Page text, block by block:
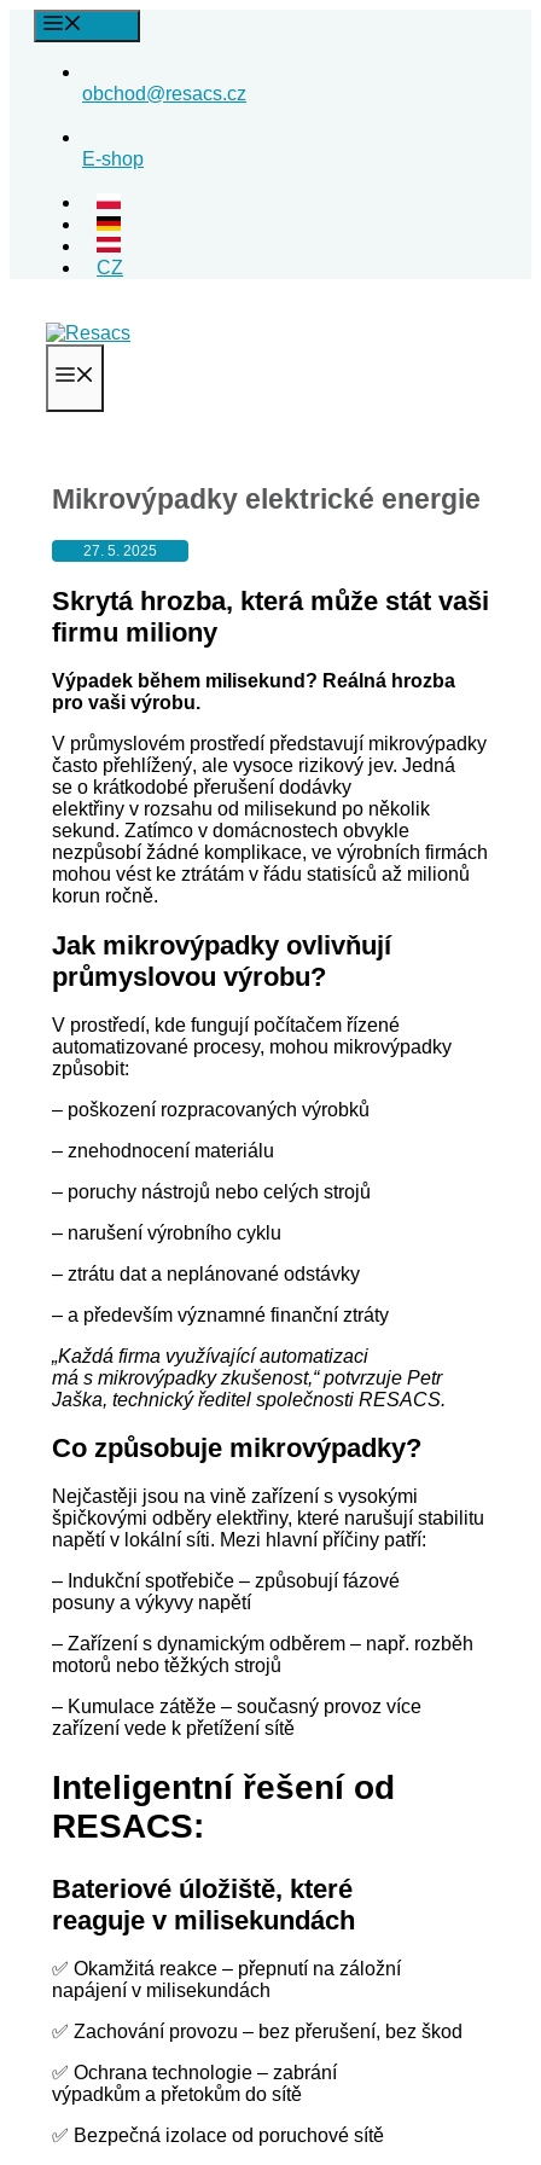
Přeskočit
obchod@resacs.cz
E-shop
CZ
Mikrovýpadky elektrické energie
27. 5. 2025
Skrytá hrozba, která může stát vaši
firmu miliony
Výpadek během milisekund? Reálná hrozba
pro vaši výrobu.
V průmyslovém prostředí představují mikrovýpadky
často přehlížený, ale vysoce rizikový jev. Jedná
se o krátkodobé přerušení dodávky
elektřiny v rozsahu od milisekund po několik
sekund. Zatímco v domácnostech obvykle
nezpůsobí žádné komplikace, ve výrobních firmách
mohou vést ke ztrátám v řádu statisíců až milionů
korun ročně.
Jak mikrovýpadky ovlivňují
průmyslovou výrobu?
V prostředí, kde fungují počítačem řízené
automatizované procesy, mohou mikrovýpadky
způsobit:
– poškození rozpracovaných výrobků
– znehodnocení materiálu
– poruchy nástrojů nebo celých strojů
– narušení výrobního cyklu
– ztrátu dat a neplánované odstávky
– a především významné finanční ztráty
„Každá firma využívající automatizaci
má s mikrovýpadky zkušenost,“ potvrzuje Petr
Jaška, technický ředitel společnosti RESACS.
Co způsobuje mikrovýpadky?
Nejčastěji jsou na vině zařízení s vysokými
špičkovými odběry elektřiny, které narušují stabilitu
napětí v lokální síti. Mezi hlavní příčiny patří:
– Indukční spotřebiče – způsobují fázové
posuny a výkyvy napětí
– Zařízení s dynamickým odběrem – např. rozběh
motorů nebo těžkých strojů
– Kumulace zátěže – současný provoz více
zařízení vede k přetížení sítě
Inteligentní řešení od
RESACS:
Bateriové úložiště, které
reaguje v milisekundách
✅ Okamžitá reakce – přepnutí na záložní
napájení v milisekundách
✅ Zachování provozu – bez přerušení, bez škod
✅ Ochrana technologie – zabrání
výpadkům a přetokům do sítě
✅ Bezpečná izolace od poruchové sítě